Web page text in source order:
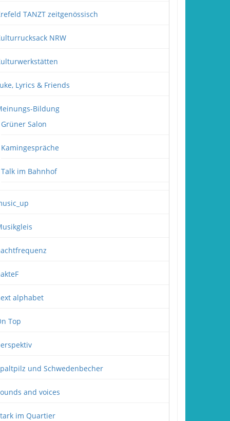
TANZT zeitgenössisch
NRW
Lyrics & Friends
Bildung
Grüner Salon
Kamingespräche
Talk im Bahnhof
alphabet
Top
und Schwedenbecher
and voices
im Quartier